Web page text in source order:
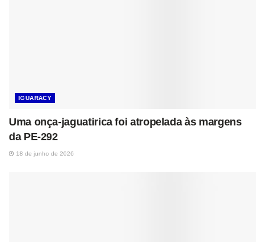
IGUARACY
Uma onça-jaguatirica foi atropelada às margens
da PE-292
18 de junho de 2026